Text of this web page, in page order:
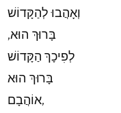
וְאָהֲבוּ לְהַקָּדוֹשׁ
בָּרוּךְ הוּא,
לְפִיכָךְ הַקָּדוֹשׁ
בָּרוּךְ הוּא
אוֹהֲבָם,